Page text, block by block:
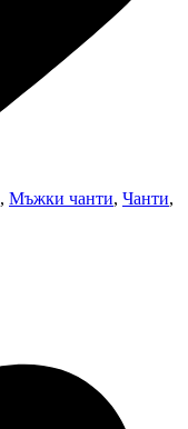
, Мъжки чанти, Чанти,